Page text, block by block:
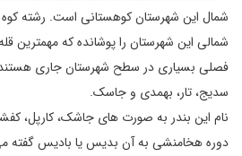
شمال این شهرستان کوهستانی است. رشته
شمالی این شهرستان را پوشانده که مهمترین
فصلی بسیاری در سطح شهرستان جاری
سدیج، تار، بهمدی و جاسک.
نام این بندر به صورت های جاشک، کارپل،
دوره هخامنشی به آن بدیس یا بادیس گفته